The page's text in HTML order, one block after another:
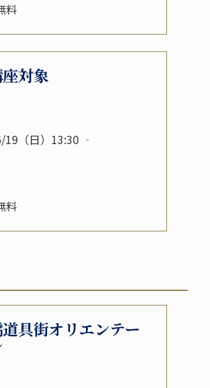
料
対象
19（日）13:30 ‐
料
具街オリエンテー